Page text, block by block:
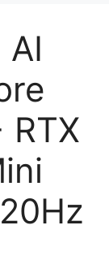
RTX